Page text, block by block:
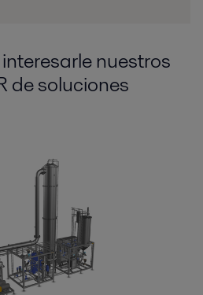
nuestros
de soluciones